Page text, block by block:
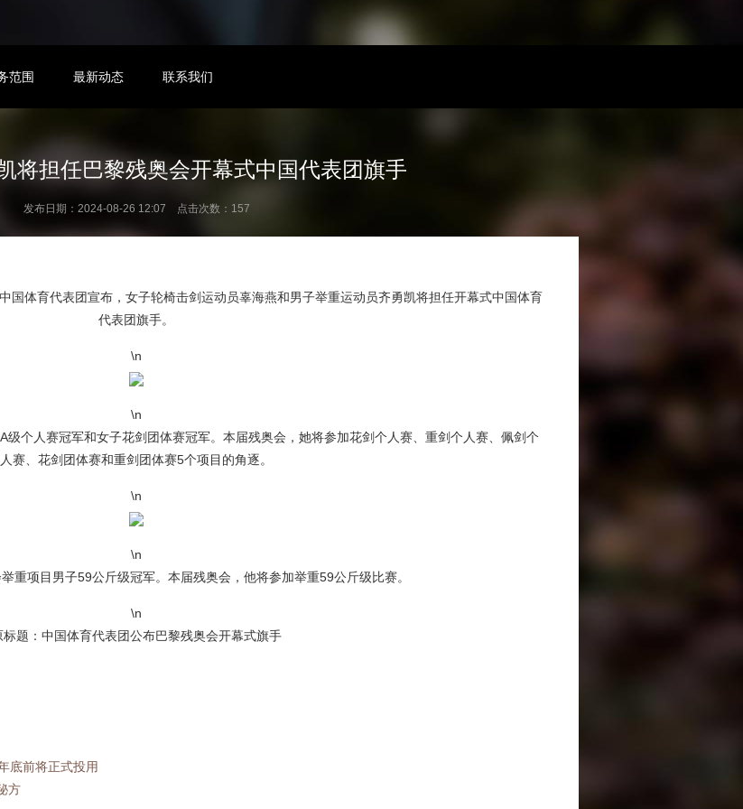
范围 最新动态 联系我们
将担任巴黎残奥会开幕式中国代表团旗手
发布日期：2024-08-26 12:07 点击次数：157
国体育代表团宣布，女子轮椅击剑运动员辜海燕和男子举重运动员齐勇凯将担任开幕式中国体育
代表团旗手。
\n
\n
个人赛冠军和女子花剑团体赛冠军。本届残奥会，她将参加花剑个人赛、重剑个人赛、佩剑个
人赛、花剑团体赛和重剑团体赛5个项目的角逐。
\n
\n
重项目男子59公斤级冠军。本届残奥会，他将参加举重59公斤级比赛。
\n
标题：中国体育代表团公布巴黎残奥会开幕式旗手
底前将正式投用
方